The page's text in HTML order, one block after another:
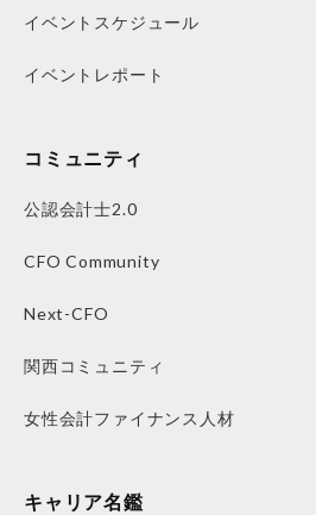
イベントスケジュール
イベントレポート
コミュニティ
公認会計士2.0
CFO Community
Next-CFO
関西コミュニティ
女性会計ファイナンス人材
キャリア名鑑